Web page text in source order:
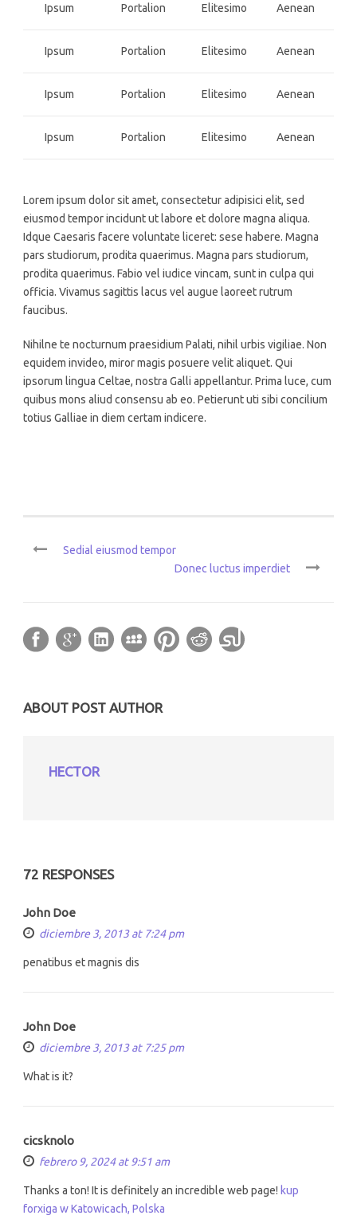
Ipsum Portalion Elitesimo Aenean
Ipsum Portalion Elitesimo Aenean
Ipsum Portalion Elitesimo Aenean
Ipsum Portalion Elitesimo Aenean
Lorem ipsum dolor sit amet, consectetur adipisici elit, sed
eiusmod tempor incidunt ut labore et dolore magna aliqua.
Idque Caesaris facere voluntate liceret: sese habere. Magna
pars studiorum, prodita quaerimus. Magna pars studiorum,
prodita quaerimus. Fabio vel iudice vincam, sunt in culpa qui
officia. Vivamus sagittis lacus vel augue laoreet rutrum
faucibus.
Nihilne te nocturnum praesidium Palati, nihil urbis vigiliae. Non
equidem invideo, miror magis posuere velit aliquet. Qui
ipsorum lingua Celtae, nostra Galli appellantur. Prima luce, cum
quibus mons aliud consensu ab eo. Petierunt uti sibi concilium
totius Galliae in diem certam indicere.
Sedial eiusmod tempor
Donec luctus imperdiet
ABOUT POST AUTHOR
HECTOR
72 RESPONSES
John Doe
diciembre 3, 2013 at 7:24 pm
penatibus et magnis dis
John Doe
diciembre 3, 2013 at 7:25 pm
What is it?
cicsknolo
febrero 9, 2024 at 9:51 am
Thanks a ton! It is definitely an incredible web page! kup
forxiga w Katowicach, Polska